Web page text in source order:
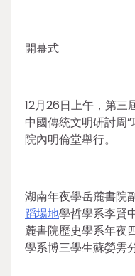
開幕式
12月26日上午，第三
中國傳統文明研討周
院內明倫堂舉行。
湖南年夜學岳麓書院
蹈場地學哲學系李賢
麓書院歷史學系年夜
學系博三學生蘇嫈雱